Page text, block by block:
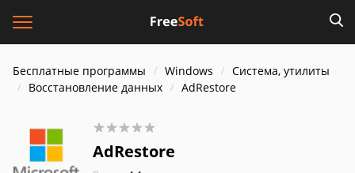
Бесплатные программы Windows
Система, утилиты
Восстановление данных
AdRestore
AdRestore